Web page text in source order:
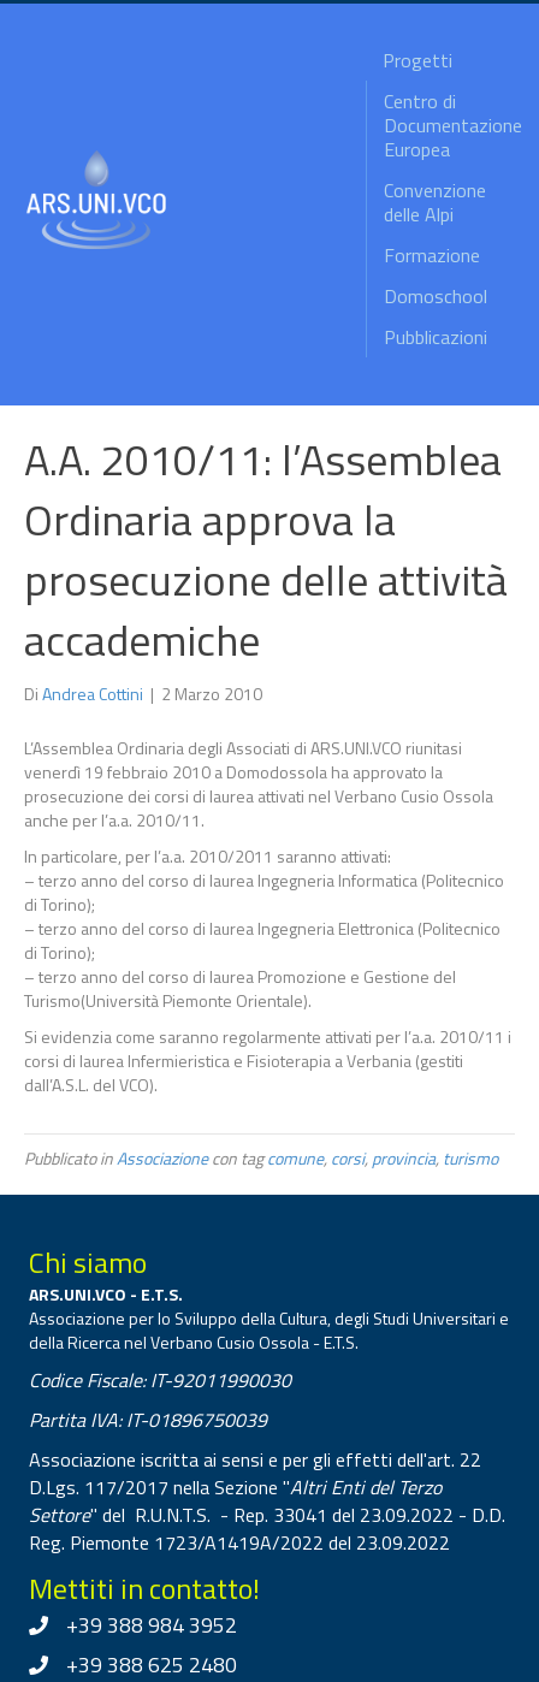
Progetti
Centro di
Documentazione
Europea
Convenzione
delle Alpi
Formazione
Domoschool
Pubblicazioni
A.A. 2010/11: l’Assemblea
Ordinaria approva la
prosecuzione delle attività
accademiche
DiAndrea Cottini | 2 Marzo 2010
L’Assemblea Ordinaria degli Associati di ARS.UNI.VCO riunitasi
venerdì 19 febbraio 2010 a Domodossola ha approvato la
prosecuzione dei corsi di laurea attivati nel Verbano Cusio Ossola
anche per l’a.a. 2010/11.
In particolare, per l’a.a. 2010/2011 saranno attivati:
– terzo anno del corso di laurea Ingegneria Informatica (Politecnico
di Torino);
– terzo anno del corso di laurea Ingegneria Elettronica (Politecnico
di Torino);
– terzo anno del corso di laurea Promozione e Gestione del
Turismo(Università Piemonte Orientale).
Si evidenzia come saranno regolarmente attivati per l’a.a. 2010/11 i
corsi di laurea Infermieristica e Fisioterapia a Verbania (gestiti
dall’A.S.L. del VCO).
Pubblicato inAssociazionecon tagcomune,corsi,provincia,turismo
Chi siamo
ARS.UNI.VCO - E.T.S.
Associazione per lo Sviluppo della Cultura, degli Studi Universitari e
della Ricerca nel Verbano Cusio Ossola - E.T.S.
Codice Fiscale: IT-92011990030
Partita IVA: IT-01896750039
Associazione iscritta ai sensi e per gli effetti dell'art. 22
D.Lgs. 117/2017 nella Sezione "Altri Enti del Terzo
Settore" del R.U.N.T.S. - Rep. 33041 del 23.09.2022 - D.D.
Reg. Piemonte 1723/A1419A/2022 del 23.09.2022
Mettiti in contatto!
+39 388 984 3952
+39 388 625 2480